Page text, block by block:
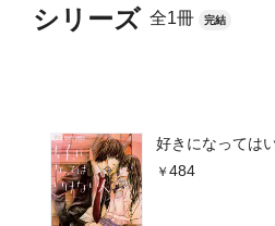
シリーズ 全1冊 完結
好きになっては
484